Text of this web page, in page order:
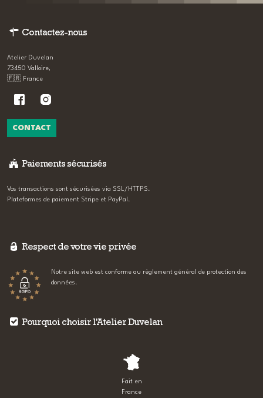
Contactez-nous
Atelier Duvelan
73450 Valloire,
🇫🇷 France
CONTACT
Paiements sécurisés
Vos transactions sont sécurisées via SSL/HTTPS.
Plateformes de paiement Stripe et PayPal.
Respect de votre vie privée
Notre site web est conforme au règlement général de protection des
données.
Pourquoi choisir l'Atelier Duvelan
Fait en
France